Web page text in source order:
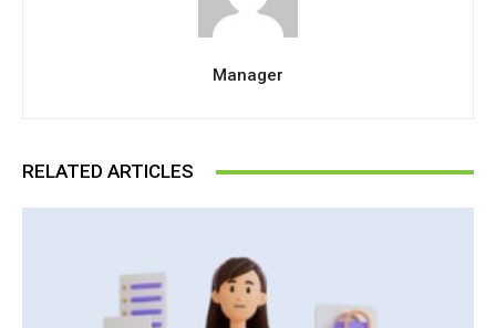
Manager
RELATED ARTICLES